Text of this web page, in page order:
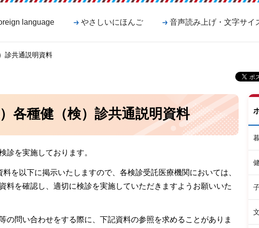
language やさしいにほんご 音声読み上げ・文字サイ
診共通説明資料
各種健（検）診共通説明資料
診を実施しております。
を以下に掲示いたしますので、各検診受託医療機関においては、
料を確認し、適切に検診を実施していただきますようお願いいた
の問い合わせをする際に、下記資料の参照を求めることがありま